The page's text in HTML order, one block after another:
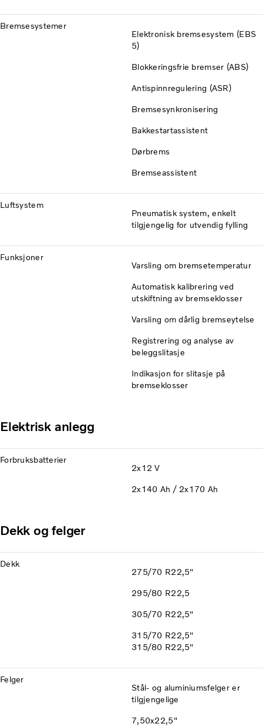
Bremsesystemer
Elektronisk bremsesystem (EBS
5)
Blokkeringsfrie bremser (ABS)
Antispinnregulering (ASR)
Bremsesynkronisering
Bakkestartassistent
Dørbrems
Bremseassistent
Luftsystem
Pneumatisk system, enkelt
tilgjengelig for utvendig fylling
Funksjoner
Varsling om bremsetemperatur
Automatisk kalibrering ved
utskiftning av bremseklosser
Varsling om dårlig bremseytelse
Registrering og analyse av
beleggslitasje
Indikasjon for slitasje på
bremseklosser
Elektrisk anlegg
Forbruksbatterier
2x12 V
2x140 Ah / 2x170 Ah
Dekk og felger
Dekk
275/70 R22,5"
295/80 R22,5
305/70 R22,5"
315/70 R22,5"
315/80 R22,5"
Felger
Stål- og aluminiumsfelger er
tilgjengelige
7,50x22,5"